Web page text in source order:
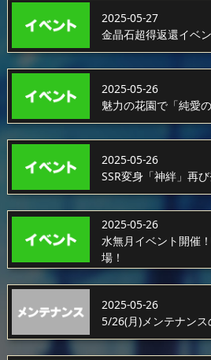
2025-05-27
金晶石超得返還イベ
2025-05-26
魅力の花園で「純愛
2025-05-26
SSR変身「神絆」再び
2025-05-26
水無月イベント開催
場！
2025-05-26
5/26(月)メンテナン